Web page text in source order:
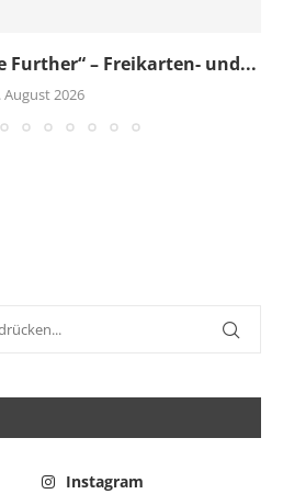
Further“ – Freikarten- und...
August 2026
Instagram